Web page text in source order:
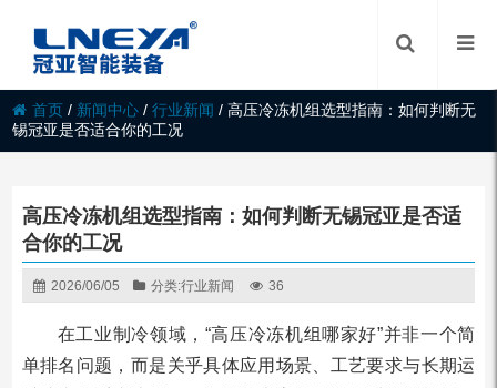
首页 / 新闻中心 /行业新闻 /高压冷冻机组选型指南：如何判断无
锡冠亚是否适合你的工况
高压冷冻机组选型指南：如何判断无锡冠亚是否适
合你的工况
2026/06/05 分类:行业新闻 36
在工业制冷领域，“高压冷冻机组哪家好”并非一个简
单排名问题，而是关乎具体应用场景、工艺要求与长期运